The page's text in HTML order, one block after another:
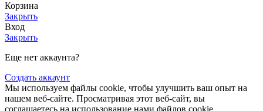
Корзина
Закрыть
Вход
Закрыть
Еще нет аккаунта?
Создать аккаунт
Мы используем файлы cookie, чтобы улучшить ваш опыт на
нашем веб-сайте. Просматривая этот веб-сайт, вы